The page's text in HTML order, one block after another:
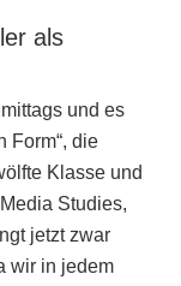
als
und es
Form“, die
Klasse und
Studies,
jetzt zwar
wir in jedem